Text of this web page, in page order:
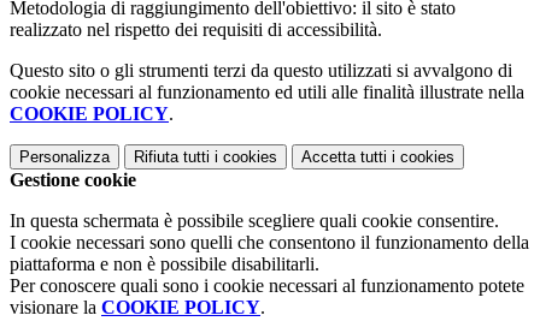
Metodologia di raggiungimento dell'obiettivo: il sito è stato
realizzato nel rispetto dei requisiti di accessibilità.
Questo sito o gli strumenti terzi da questo utilizzati si avvalgono di
cookie necessari al funzionamento ed utili alle finalità illustrate nella
COOKIE POLICY.
Personalizza Rifiuta tutti i cookies Accetta tutti i cookies
Gestione cookie
In questa schermata è possibile scegliere quali cookie consentire.
I cookie necessari sono quelli che consentono il funzionamento della
piattaforma e non è possibile disabilitarli.
Per conoscere quali sono i cookie necessari al funzionamento potete
visionare la COOKIE POLICY.